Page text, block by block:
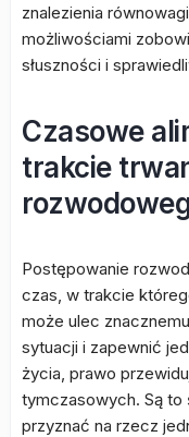
znalezienia
możliwościami
słuszności i
Czasowe
trakcie
Postępowanie
czas, w trakcie
może ulec
sytuacji i zapewnić
życia, prawo
tymczasowych. Są to
przyznać na rzecz